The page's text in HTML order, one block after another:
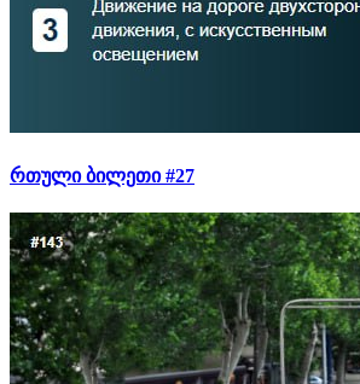
რთული ბილეთი #27